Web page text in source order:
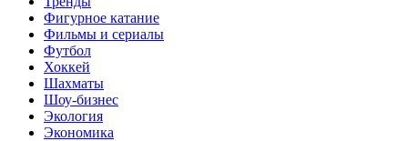
Фигурное катание
Фильмы и сериалы
Футбол
Хоккей
Шахматы
Шоу-бизнес
Экология
Экономика